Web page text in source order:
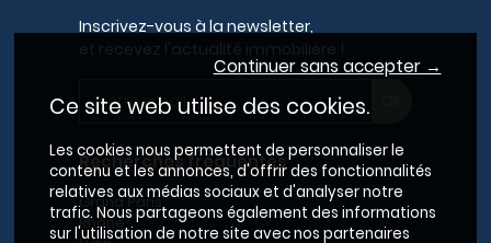
Inscrivez-vous à la newsletter,
Recherches fréquentes
Grand Paris
Rhône
Continuer sans accepter →
Ce site web utilise des cookies.
Les cookies nous permettent de personnaliser le
contenu et les annonces, d'offrir des fonctionnalités
relatives aux médias sociaux et d'analyser notre
trafic. Nous partageons également des informations
sur l'utilisation de notre site avec nos partenaires